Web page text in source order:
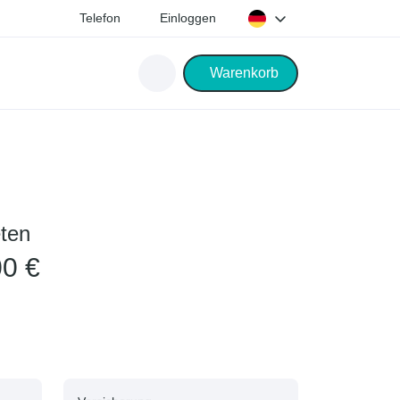
Telefon Einloggen
Warenkorb
€